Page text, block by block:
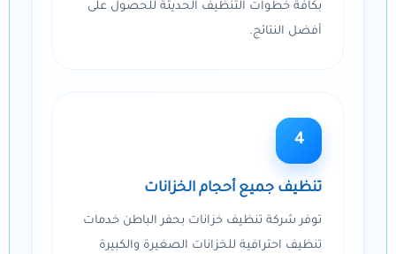
بكافة خطوات التنظيف الحديثة للحصول على
أفضل النتائج.
4
تنظيف جميع أحجام الخزانات
توفر شركة تنظيف خزانات بحفر الباطن خدمات
تنظيف احترافية للخزانات الصغيرة والكبيرة